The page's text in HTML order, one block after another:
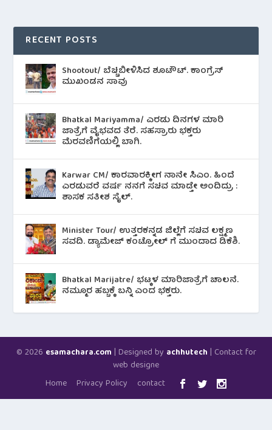
RECENT POSTS
Shootout/ ಬೆಚ್ಚಿಬೀಳಿಸಿದ ಶೂಟೌಟ್‌. ಕಾಂಗ್ರೆಸ್
ಮುಖಂಡನ ಸಾವು
Bhatkal Mariyamma/ ಎರಡು ದಿನಗಳ ಮಾರಿ
ಜಾತ್ರೆಗೆ ವೈಭವದ ತೆರೆ. ಸಹಸ್ರಾರು ಭಕ್ತರು
ಮೆರವಣಿಗೆಯಲ್ಲಿ ಬಾಗಿ.
Karwar CM/ ಕಾರವಾರಕ್ಕೀಗ ನಾನೇ ಸಿಎಂ. ಹಿಂದೆ
ಎರಡುವರೆ ವರ್ಷ ನನಗೆ ಸಚಿವ ಮಾಡ್ತೇ ಅಂದಿದ್ರು :
ಶಾಸಕ ಸತೀಶ ಸೈಲ್.
Minister Tour/ ಉತ್ತರಕನ್ನಡ ಜಿಲ್ಲೆಗೆ ಸಚಿವ ಲಕ್ಷ್ಮಣ
ಸವದಿ. ಡ್ಯಾಮೇಜ್ ಕಂಟ್ರೋಲ್ ಗೆ ಮುಂದಾದ ಡಿಕೆಶಿ.
Bhatkal Marijatre/ ಭಟ್ಕಳ ಮಾರಿಜಾತ್ರೆಗೆ ಚಾಲನೆ.
ನಮ್ಮೂರ ಹಬ್ಬಕ್ಕೆ ಬನ್ನಿ ಎಂದ ಭಕ್ತರು.
© 2026 esamachara.com | Designed by achhutech | Contact for
web designe
Home
Privacy Policy contact